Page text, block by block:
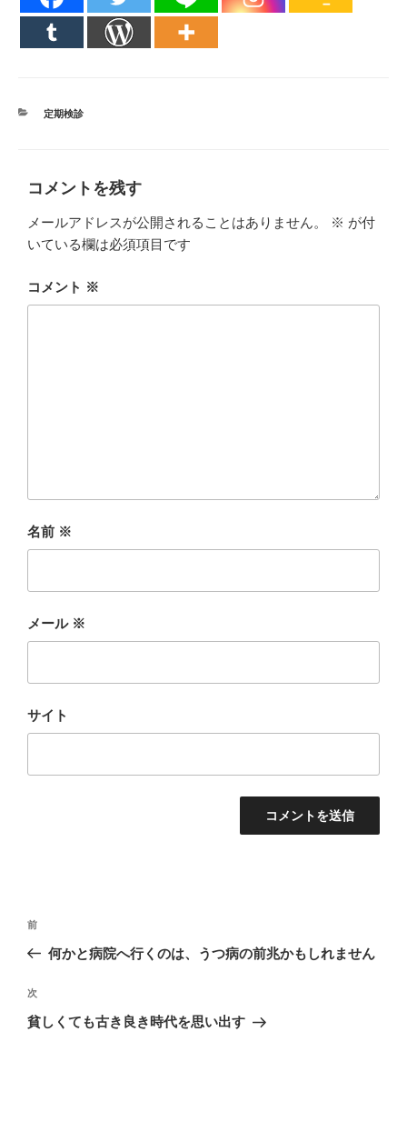
カ
定期検診
コメントを残す
メールアドレスが公開されることはありません。 ※ が付
いている欄は必須項目です
コメント ※
名前 ※
メール ※
サイト
投
ナ
ビ
ゲ
前
の
稿
前
何かと病院へ行くのは、うつ病の前兆かもしれません
次
の
次
貧しくても古き良き時代を思い出す